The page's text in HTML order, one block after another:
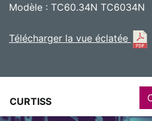
Modèle : TC60.34N TC6034N
Télécharger la vue éclatée
CURTISS